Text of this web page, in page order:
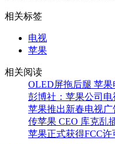
相关标签
电视
苹果
相关阅读
OLED屏拖后腿 苹
彭博社：苹果公司
苹果推出新春电视
传苹果 CEO 库克乱
苹果正式获得FCC